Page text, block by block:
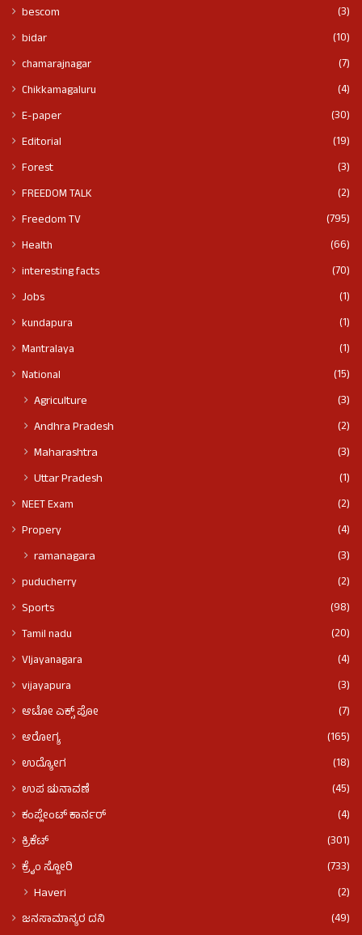
bescom
(3)
bidar
(10)
chamarajnagar
(7)
Chikkamagaluru
(4)
E-paper
(30)
Editorial
(19)
Forest
(3)
FREEDOM TALK
(2)
Freedom TV
(795)
Health
(66)
interesting facts
(70)
Jobs
(1)
kundapura
(1)
Mantralaya
(1)
National
(15)
Agriculture
(3)
Andhra Pradesh
(2)
Maharashtra
(3)
Uttar Pradesh
(1)
NEET Exam
(2)
Propery
(4)
ramanagara (3)
puducherry
(2)
Sports
(98)
Tamil nadu
(20)
VIjayanagara
(4)
vijayapura
(3)
ಆಟೋ ಎಕ್ಸ್ ಪೋ
(7)
ಆರೋಗ್ಯ
(165)
ಉದ್ಯೋಗ
(18)
ಉಪ ಚುನಾವಣೆ
(45)
ಕಂಪ್ಲೇಂಟ್ ಕಾರ್ನರ್
(4)
ಕ್ರಿಕೆಟ್
(301)
ಕ್ರೈಂ ಸ್ಟೋರಿ
(733)
Haveri (2)
ಜನಸಾಮಾನ್ಯರ ದನಿ
(49)